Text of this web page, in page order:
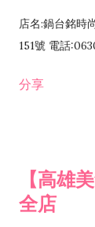
店名:鍋台銘時
151號 電話
分享
【高雄
全店